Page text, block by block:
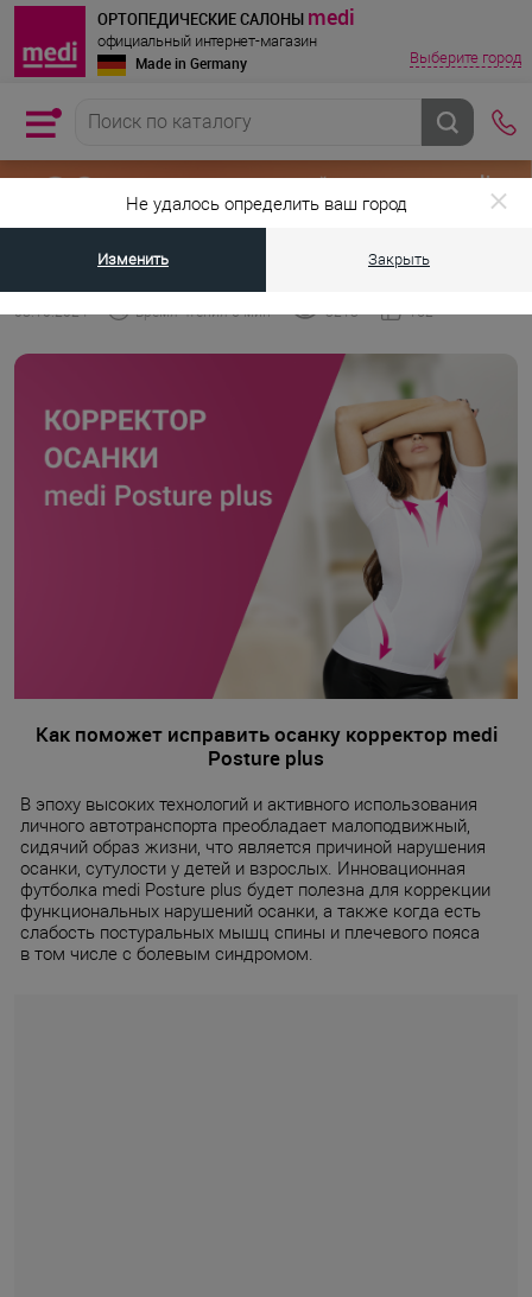
Не удалось определить ваш город
Изменить Закрыть
ОРТОПЕДИЧЕСКИЕ САЛОНЫ medi
официальный интернет-магазин
Made in Germany Выберите город
Главная страница • Как поможет исправить
08.10.2024 Время чтения 6 мин 3213 152
Как поможет исправить осанку корректор medi
Posture plus
В эпоху высоких технологий и активного использования
личного автотранспорта преобладает малоподвижный,
сидячий образ жизни, что является причиной нарушения
осанки, сутулости у детей и взрослых. Инновационная
футболка medi Posture plus будет полезна для коррекции
функциональных нарушений осанки, а также когда есть
слабость постуральных мышц спины и плечевого пояса
в том числе с болевым синдромом.